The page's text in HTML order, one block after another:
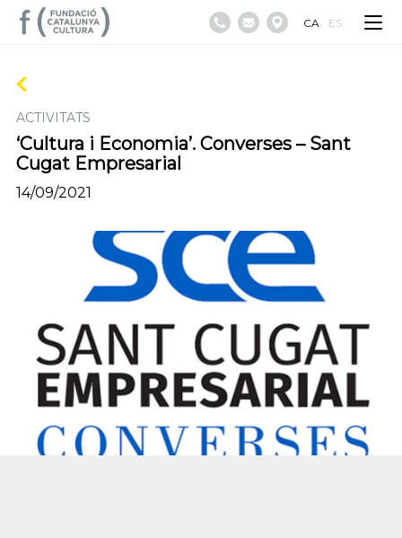
CA ES
ACTIVITATS
‘Cultura i Economia’. Converses – Sant
Cugat Empresarial
14/09/2021